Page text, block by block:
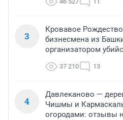
3
Кровавое
бизнесмена из
организатором
37 210 13
4
Давлеканово —
Чишмы и
огородами: отзывы